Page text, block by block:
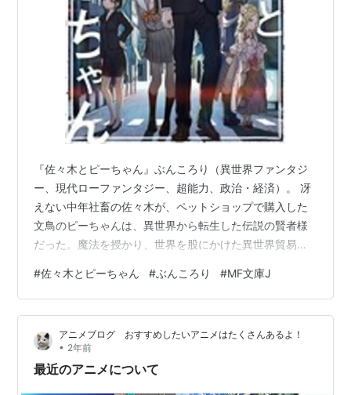
『佐々木とピーちゃん』ぶんころり（異世界ファンタジ
ー、現代ローファンタジー、超能力、政治・経済）。 冴
えない中年社畜の佐々木が、ペットショップで購入した
文鳥のピーちゃんは、異世界から転生した伝説の賢者様
だった。魔法を授かり、世界を股にかけた異世界貿易と
者、異世界では国家間の争いに巻き込まれていく。
#佐々木とピーちゃん #ぶんころり #MF文庫J
アニメブログ おすすめしたいアニメはたくさんあるよ！
• 2年前
最近のアニメについて